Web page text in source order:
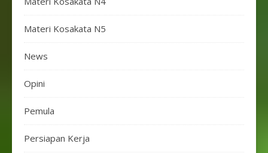
Materi Kosakata N5
News
Opini
Pemula
Persiapan Kerja